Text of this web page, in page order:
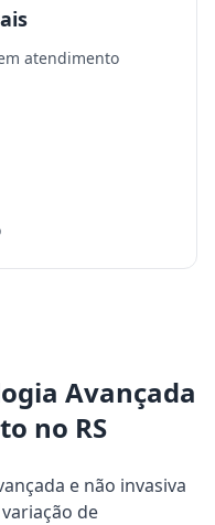
atendimento
Avançada
no RS
e não invasiva
de